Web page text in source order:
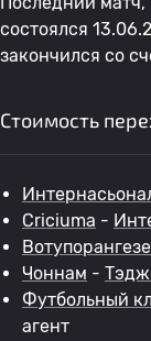
состоялся
закончился со
Стоимость
Criciuma -
Вотупорангезе
Чоннам -
Футбольный
агент